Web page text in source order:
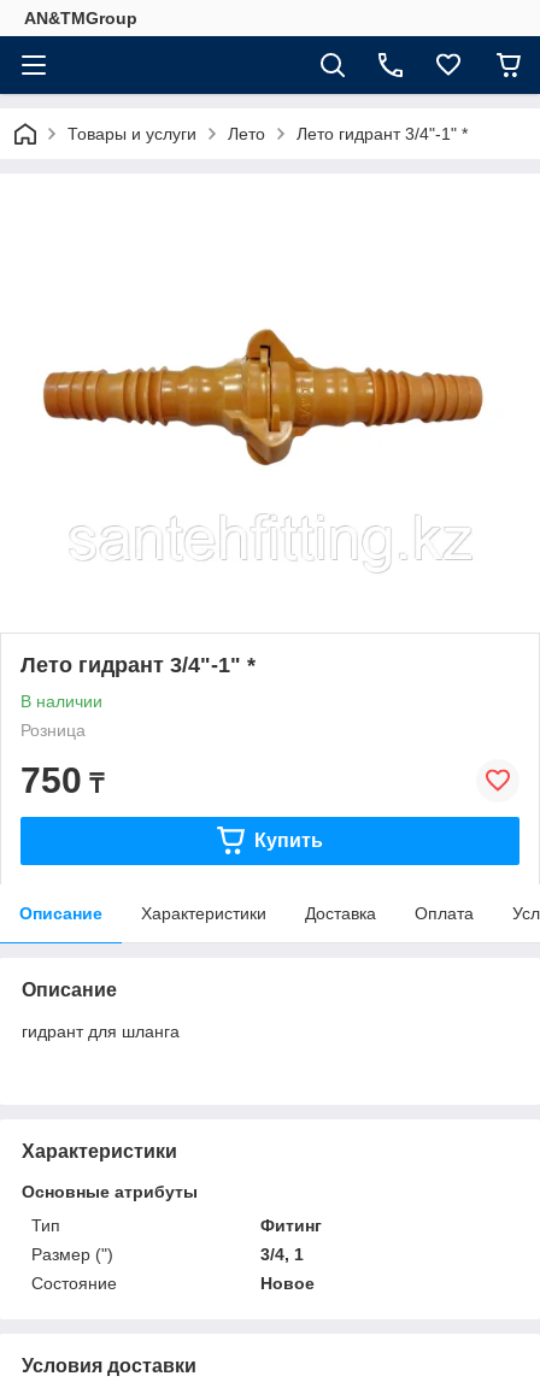
AN&TMGroup
Товары и услуги Лето Лето гидрант 3/4"-1" *
Лето гидрант 3/4"-1" *
В наличии
Розница
750 ₸
Купить
Описание Характеристики Доставка Оплата
Описание
гидрант для шланга
Характеристики
Основные атрибуты
Тип
Фитинг
Размер (")
3/4, 1
Состояние
Новое
Условия доставки